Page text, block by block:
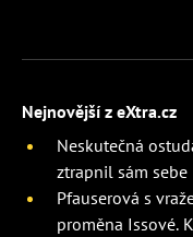
Nejnovější z eXtra.cz
Neskutečná
ztrapnil sám sebe
Pfauserová s
proměna Issové.